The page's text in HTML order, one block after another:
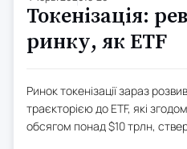
Токенізація:
ринку, як ETF
Ринок токенізації зараз
траєкторією до ETF, які
обсягом понад $10 трлн,